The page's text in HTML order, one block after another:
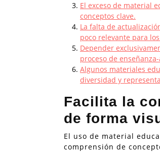
El exceso de material
conceptos clave.
La falta de
poco relevante para
Depender
proceso de
Algunos materiales
diversidad y
Facilita la
de forma
El uso de material
comprensión de